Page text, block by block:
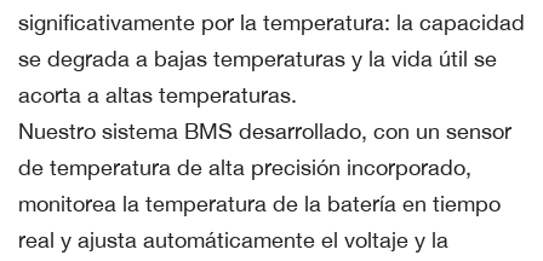
significativamente por la temperatura: la capacidad
se degrada a bajas temperaturas y la vida útil se
acorta a altas temperaturas.
Nuestro sistema BMS desarrollado, con un sensor
de temperatura de alta precisión incorporado,
monitorea la temperatura de la batería en tiempo
real y ajusta automáticamente el voltaje y la